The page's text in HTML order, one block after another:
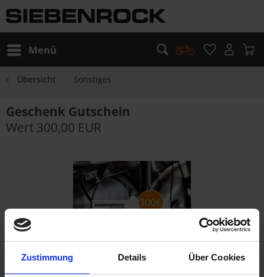
Zustimmung Details Über Cookies
Menü
Übersicht Sonstiges
Geschenk Gutschein
Wert 300,00 EUR